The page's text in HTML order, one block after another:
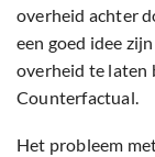
overheid achter
een goed idee
overheid te laten
Counterfactual.
Het probleem